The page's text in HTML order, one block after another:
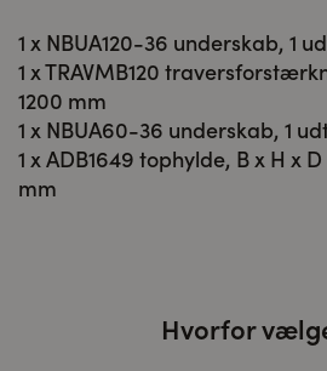
1 x NBUA120-36 underskab, 1
1 x TRAVMB120
1200 mm
1 x NBUA60-36 underskab, 1
1 x ADB1649 tophylde, B x H x
mm
Hvorfor